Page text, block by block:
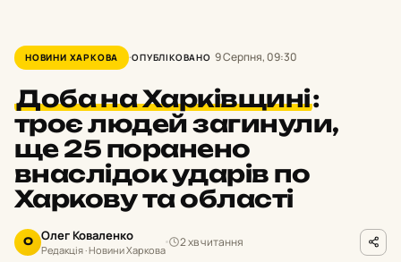
НОВИНИ ХАРКОВА ОПУБЛІКОВАНО 9 Серпня, 09:30
Доба на Харківщині:
троє людей загинули,
ще 25 поранено
внаслідок ударів по
Харкову та області
О Олег Коваленко
Редакція · Новини Харкова
2 хв читання